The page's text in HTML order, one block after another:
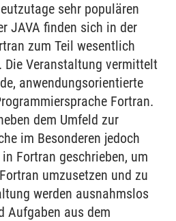
sehr populären
JAVA finden sich in der
zum Teil wesentlich
Die Veranstaltung vermittelt
anwendungsorientierte
Fortran.
dem Umfeld zur
im Besonderen jedoch
Fortran geschrieben, um
umzusetzen und zu
werden ausnahmslos
Aufgaben aus dem